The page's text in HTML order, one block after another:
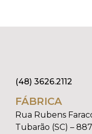
(48) 3626.2112
FÁBRICA
Rua Rubens
Tubarão (SC) –